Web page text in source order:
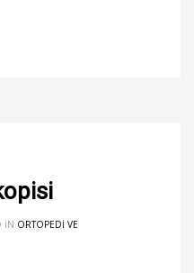
IN ORTOPEDI VE